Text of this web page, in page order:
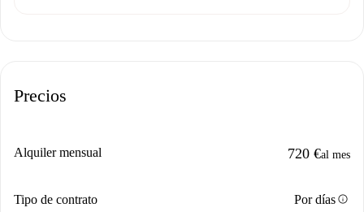
Precios
Alquiler mensual 720 €al mes
Tipo de contrato Por díasinfo